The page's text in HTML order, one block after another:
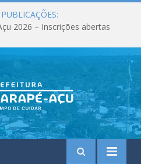
2026 – Inscrições abertas